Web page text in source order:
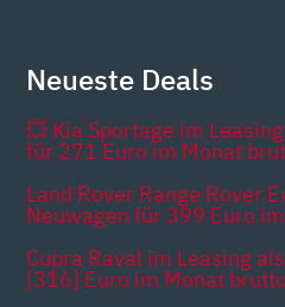
Neueste Deals
💥 Kia Sportage im
für 271 Euro im Monat
Land Rover Range Rover
Neuwagen für 399 Euro
Cupra Raval im Leasing
[316] Euro im Monat